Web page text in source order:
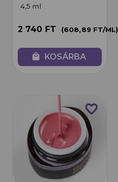
4,5 ml
2 740 FT (608,89 FT/ML)
local_mall KOSÁRBA
favorite_border